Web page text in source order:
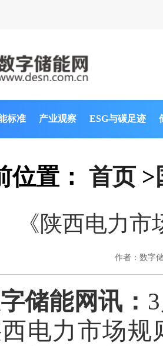
标准 产业观察 ESG与碳足迹
位置： 首页 >
《陕西电力
作者：数字
储能网讯：
西电力市场